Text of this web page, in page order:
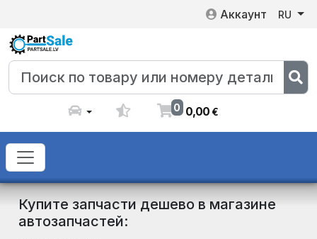
Аккаунт RU
0 0,00€
Купите запчасти дешево в магазине
автозапчастей: